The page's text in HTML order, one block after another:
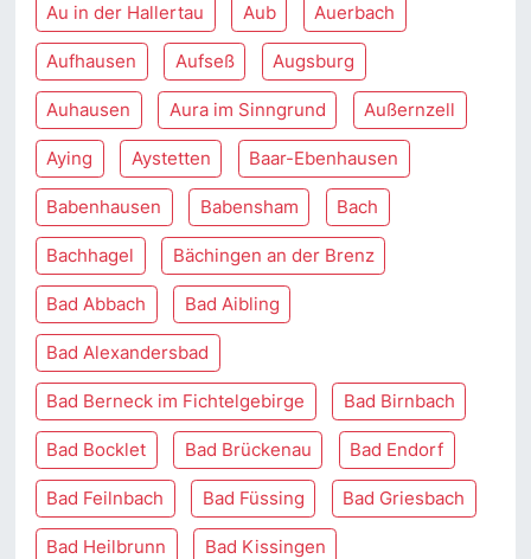
Au in der Hallertau Aub Auerbach
Aufhausen Aufseß Augsburg
Auhausen Aura im Sinngrund Außernzell
Aying Aystetten Baar-Ebenhausen
Babenhausen Babensham Bach
Bachhagel Bächingen an der Brenz
Bad Abbach Bad Aibling
Bad Alexandersbad
Bad Berneck im Fichtelgebirge Bad Birnbach
Bad Bocklet Bad Brückenau Bad Endorf
Bad Feilnbach Bad Füssing Bad Griesbach
Bad Heilbrunn Bad Kissingen